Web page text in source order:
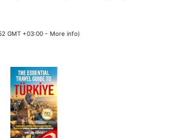
GMT +03:00 -More info)